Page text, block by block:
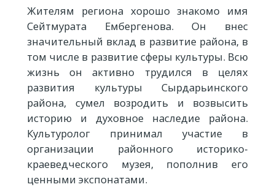
Жителям региона хорошо знакомо имя
Сейтмурата Ембергенова. Он внес
значительный вклад в развитие района, в
том числе в развитие сферы культуры. Всю
жизнь он активно трудился в целях
развития культуры Сырдарьинского
района, сумел возродить и возвысить
историю и духовное наследие района.
Культуролог принимал участие в
организации районного историко-
краеведческого музея, пополнив его
ценными экспонатами.